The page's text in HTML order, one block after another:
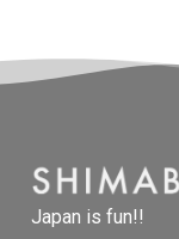
Japan is fun!!